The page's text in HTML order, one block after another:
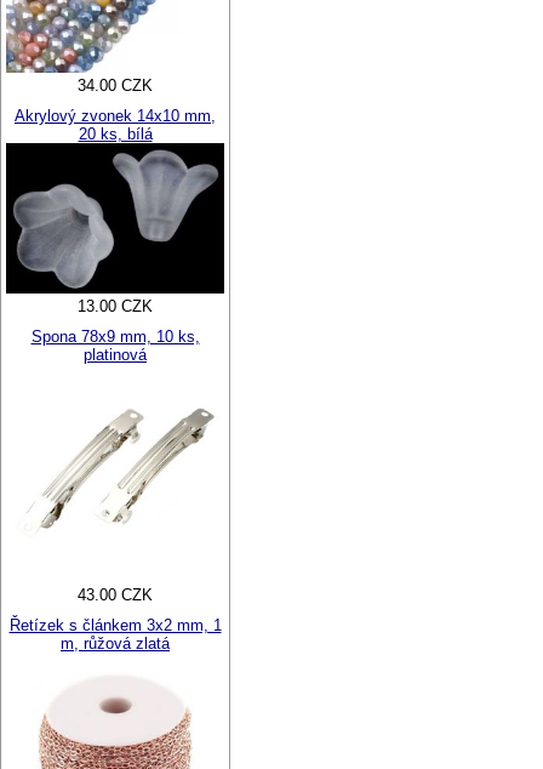
34.00 CZK
Akrylový zvonek 14x10 mm,
20 ks, bílá
13.00 CZK
Spona 78x9 mm, 10 ks,
platinová
43.00 CZK
Řetízek s článkem 3x2 mm, 1
m, růžová zlatá